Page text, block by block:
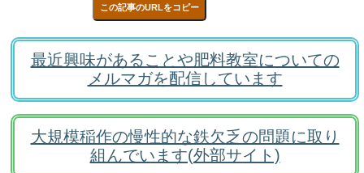
この記事のURLをコピー
最近興味があることや肥料教室についての
メルマガを配信しています
大規模稲作の慢性的な鉄欠乏の問題に取り
組んでいます(外部サイト)